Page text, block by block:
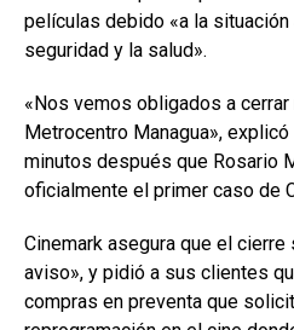
películas debido «a la
seguridad y la salud».
«Nos vemos obligados a cerrar
Metrocentro Managua»,
minutos después que Rosario
oficialmente el primer caso de
Cinemark asegura que el cierre
aviso», y pidió a sus clientes
compras en preventa que